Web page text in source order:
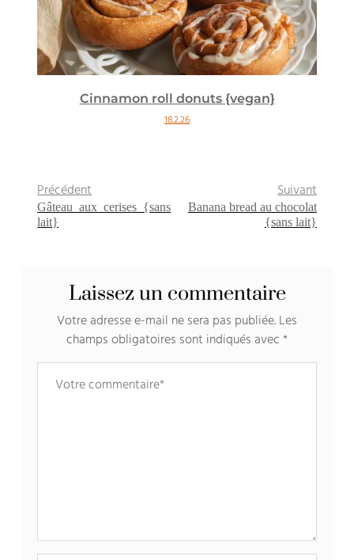
Cinnamon roll donuts {vegan}
18.2.26
Précédent
Gâteau aux cerises {sans
lait}
Suivant
Banana bread au chocolat
{sans lait}
Laissez un commentaire
Votre adresse e-mail ne sera pas publiée.Les
champs obligatoires sont indiqués avec*